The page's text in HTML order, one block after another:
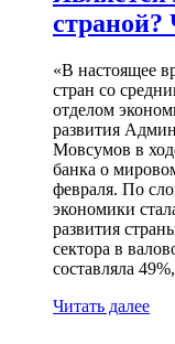
страной?
«В настоящее
стран со
отделом
развития
Мовсумов в
банка о
февраля. По
экономики
развития
сектора в
составляла
Читать далее